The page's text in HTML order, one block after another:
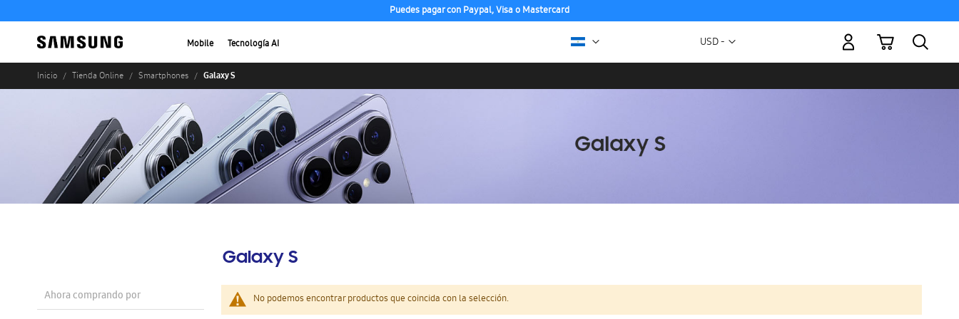
Puedes pagar con Paypal, Visa o Mastercard
Mobile Tecnología AI Moneda
USD -
Mi carrito
Inicio Tienda Online Smartphones Galaxy S
Galaxy S
No podemos encontrar productos que coincida con la selección.
Ahora comprando por